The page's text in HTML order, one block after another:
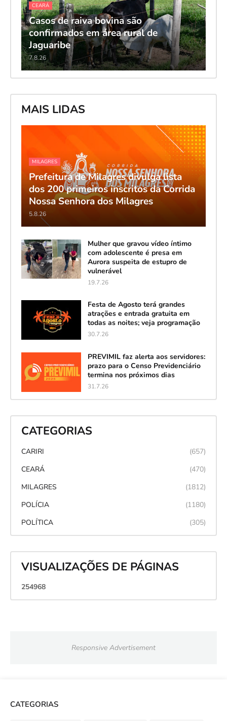
CEARÁ
Casos de raiva bovina são
confirmados em área rural de
Jaguaribe
7.8.26
MAIS LIDAS
MILAGRES
Prefeitura de Milagres divulga lista
dos 200 primeiros inscritos da Corrida
Nossa Senhora dos Milagres
5.8.26
Mulher que gravou vídeo íntimo
com adolescente é presa em
Aurora suspeita de estupro de
vulnerável
19.7.26
Festa de Agosto terá grandes
atrações e entrada gratuita em
todas as noites; veja programação
30.7.26
PREVIMIL faz alerta aos servidores:
prazo para o Censo Previdenciário
termina nos próximos dias
31.7.26
CATEGORIAS
CARIRI
(657)
CEARÁ
(470)
MILAGRES
(1812)
POLÍCIA
(1180)
POLÍTICA
(305)
VISUALIZAÇÕES DE PÁGINAS
254968
Responsive Advertisement
CATEGORIAS